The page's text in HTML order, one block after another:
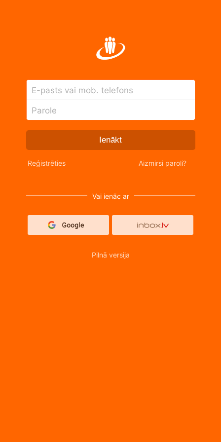
E-pasts vai mob. telefons
Parole
Ienākt
Reģistrēties Aizmirsi paroli?
Vai ienāc ar
Pilnā versija